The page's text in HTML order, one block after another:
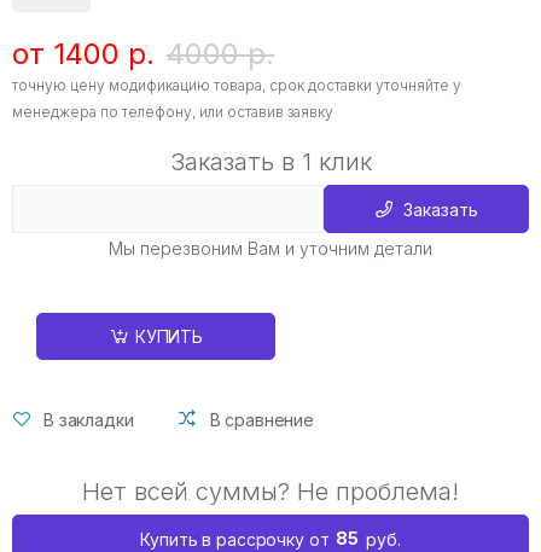
от 1400 р. 4000 р.
точную цену модификацию товара, срок доставки уточняйте у
менеджера по телефону, или оставив заявку
Заказать в 1 клик
Заказать
Мы перезвоним Вам и уточним детали
КУПИТЬ
В закладки В сравнение
Нет всей суммы? Не проблема!
Купить в рассрочку от 85 руб.